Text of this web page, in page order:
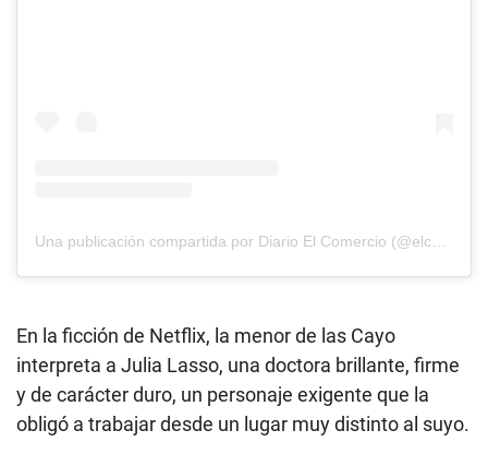
En la ficción de Netflix, la menor de las Cayo
interpreta a Julia Lasso, una doctora brillante, firme
y de carácter duro, un personaje exigente que la
obligó a trabajar desde un lugar muy distinto al suyo.